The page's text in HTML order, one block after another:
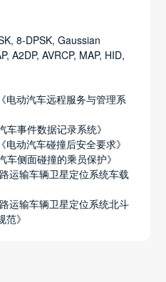
8-DPSK, Gaussian
A2DP, AVRCP, MAP, HID,
动汽车远程服务与管理系
事件数据记录系统》
动汽车碰撞后安全要求》
侧面碰撞的乘员保护》
运输车辆卫星定位系统车载
运输车辆卫星定位系统北斗
》